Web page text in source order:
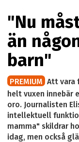
"Nu
än
barn"
PREMIUM Att vara
helt vuxen innebär
oro. Journalisten
intellektuell
mamma" skildrar
idag, men också